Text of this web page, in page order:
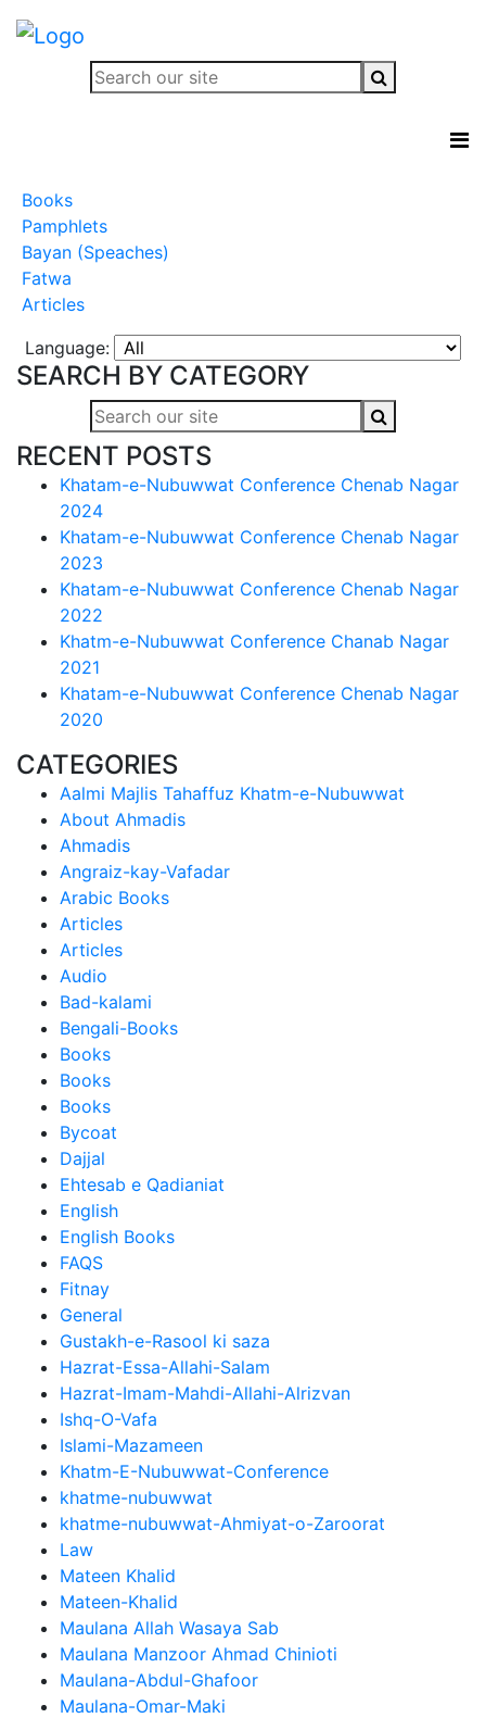
Books
Pamphlets
Bayan (Speaches)
Fatwa
Articles
Language:
SEARCH BY CATEGORY
RECENT POSTS
Khatam-e-Nubuwwat Conference Chenab Nagar
2024
Khatam-e-Nubuwwat Conference Chenab Nagar
2023
Khatam-e-Nubuwwat Conference Chenab Nagar
2022
Khatm-e-Nubuwwat Conference Chanab Nagar
2021
Khatam-e-Nubuwwat Conference Chenab Nagar
2020
CATEGORIES
Aalmi Majlis Tahaffuz Khatm-e-Nubuwwat
About Ahmadis
Ahmadis
Angraiz-kay-Vafadar
Arabic Books
Articles
Articles
Audio
Bad-kalami
Bengali-Books
Books
Books
Books
Bycoat
Dajjal
Ehtesab e Qadianiat
English
English Books
FAQS
Fitnay
General
Gustakh-e-Rasool ki saza
Hazrat-Essa-Allahi-Salam
Hazrat-Imam-Mahdi-Allahi-Alrizvan
Ishq-O-Vafa
Islami-Mazameen
Khatm-E-Nubuwwat-Conference
khatme-nubuwwat
khatme-nubuwwat-Ahmiyat-o-Zaroorat
Law
Mateen Khalid
Mateen-Khalid
Maulana Allah Wasaya Sab
Maulana Manzoor Ahmad Chinioti
Maulana-Abdul-Ghafoor
Maulana-Omar-Maki